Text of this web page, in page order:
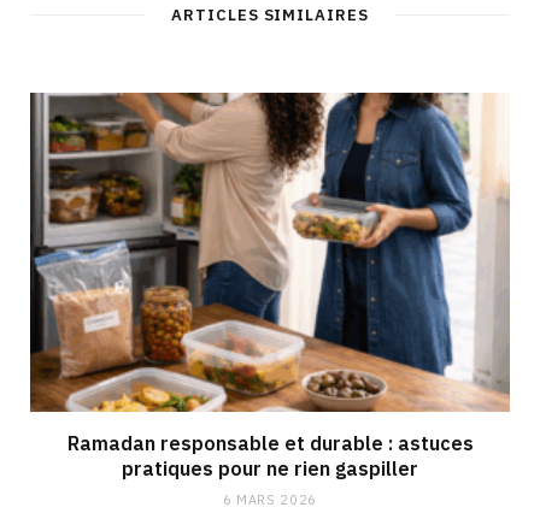
ARTICLES SIMILAIRES
Ramadan responsable et durable : astuces
pratiques pour ne rien gaspiller
6 MARS 2026